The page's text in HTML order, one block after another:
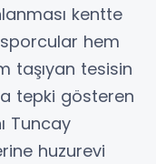
kentte
hem
taşıyan tesisin
tepki gösteren
Tuncay
huzurevi